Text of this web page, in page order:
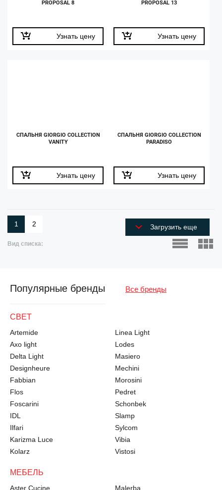
PROPOSAL 8
Узнать цену
PROPOSAL 13
Узнать цену
СПАЛЬНЯ GIORGIO COLLECTION
VANITY
Узнать цену
СПАЛЬНЯ GIORGIO COLLECTION
PARADISO
Узнать цену
1 2 Загрузить еще
Вид списка:
Популярные бренды Все бренды
СВЕТ
Artemide
Axo light
Delta Light
Designheure
Fabbian
Flos
Foscarini
IDL
Ilfari
Karizma Luce
Kolarz
Linea Light
Lodes
Masiero
Mechini
Morosini
Pedret
Schonbek
Slamp
Sylcom
Vibia
Vistosi
МЕБЕЛЬ
Aster Cucine Malerba